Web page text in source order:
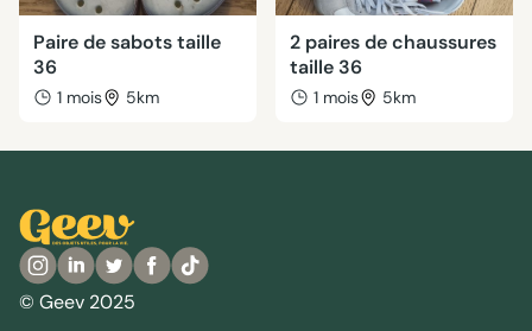
Paire de sabots taille
36
1 mois 5km
2 paires de chaussures
taille 36
1 mois 5km
© Geev 2025